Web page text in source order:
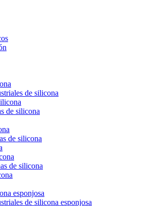
de silicona
de silicona
de silicona
de silicona
esponjosa
de silicona esponjosa